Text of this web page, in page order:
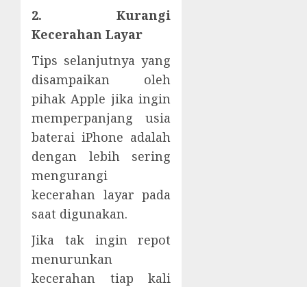
2. Kurangi
Kecerahan Layar
Tips selanjutnya yang
disampaikan oleh
pihak Apple jika ingin
memperpanjang usia
baterai iPhone adalah
dengan lebih sering
mengurangi
kecerahan layar pada
saat digunakan.
Jika tak ingin repot
menurunkan
kecerahan tiap kali